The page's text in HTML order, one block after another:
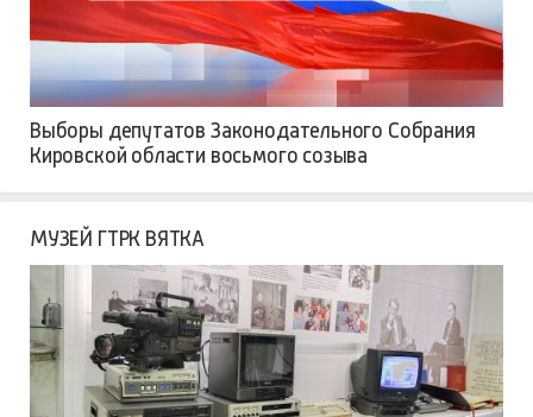
Выборы депутатов Законодательного Собрания
Кировской области восьмого созыва
МУЗЕЙ ГТРК ВЯТКА